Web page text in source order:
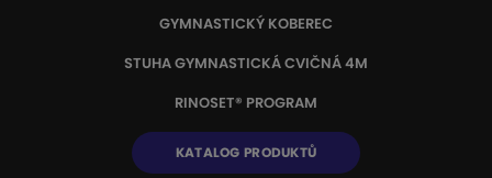
GYMNASTICKÝ KOBEREC
STUHA GYMNASTICKÁ CVIČNÁ 4M
RINOSET® PROGRAM
KATALOG PRODUKTŮ